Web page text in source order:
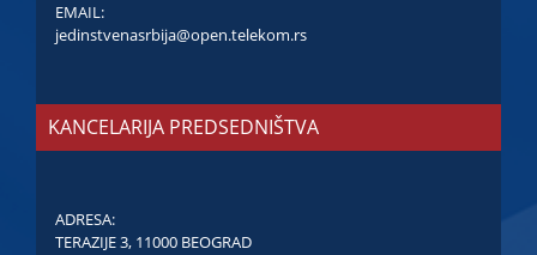
EMAIL:
jedinstvenasrbija@open.telekom.rs
KANCELARIJA PREDSEDNIŠTVA
ADRESA:
TERAZIJE 3, 11000 BEOGRAD